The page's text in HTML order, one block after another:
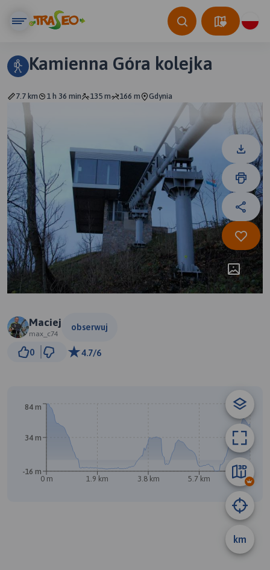
Kamienna Góra kolejka
7.7 km 1 h 36 min 135 m 166 m Gdynia
Maciej
max_c74
obserwuj
0 4.7/6
km
0 m 1.9 km 3.8 km 5.7 km 7.7 km
-16 m
34 m
84 m